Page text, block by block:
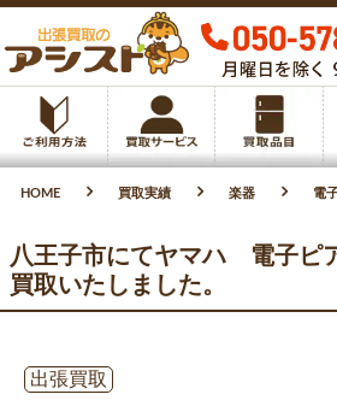
HOME 買取実績 楽器 電
八王子市にてヤマハ 電子ピ
買取いたしました。
出張買取